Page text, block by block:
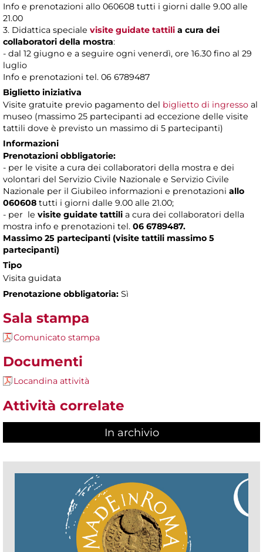
Info e prenotazioni allo 060608 tutti i giorni dalle 9.00 alle
21.00
3. Didattica speciale visite guidate tattili a cura dei
collaboratori della mostra:
- dal 12 giugno e a seguire ogni venerdì, ore 16.30 fino al 29
luglio
Info e prenotazioni tel. 06 6789487
Biglietto iniziativa
Visite gratuite previo pagamento del biglietto di ingresso al
museo (massimo 25 partecipanti ad eccezione delle visite
tattili dove è previsto un massimo di 5 partecipanti)
Informazioni
Prenotazioni obbligatorie:
- per le visite a cura dei collaboratori della mostra e dei
volontari del Servizio Civile Nazionale e Servizio Civile
Nazionale per il Giubileo informazioni e prenotazioni allo
060608 tutti i giorni dalle 9.00 alle 21.00;
- per le visite guidate tattili a cura dei collaboratori della
mostra info e prenotazioni tel. 06 6789487.
Massimo 25 partecipanti (visite tattili massimo 5
partecipanti)
Tipo
Visita guidata
Prenotazione obbligatoria: Sì
Sala stampa
Comunicato stampa
Documenti
Locandina attività
Attività correlate
In archivio